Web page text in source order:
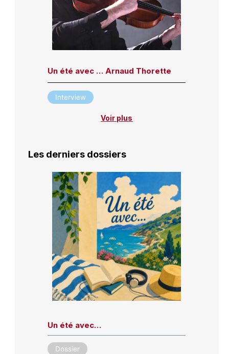
Un été avec … Arnaud Thorette
Interview
Voir plus
Les derniers dossiers
Un été avec…
Dossier